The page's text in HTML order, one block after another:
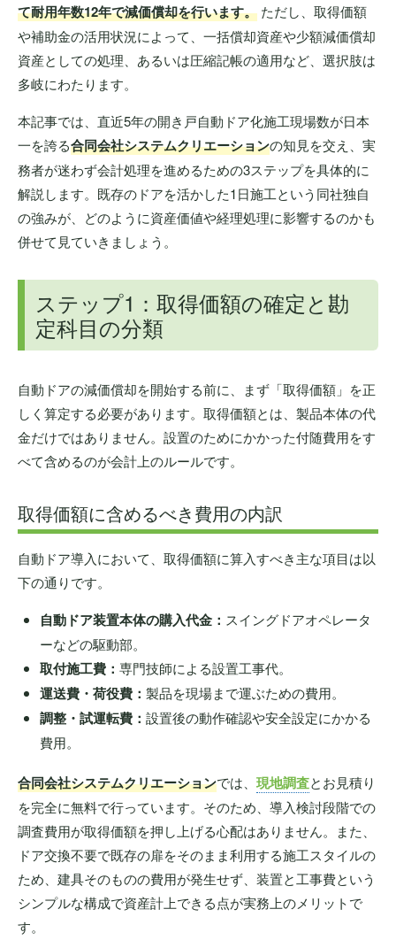
て耐用年数12年で減価償却を行います。 ただし、取得価額
や補助金の活用状況によって、一括償却資産や少額減価償却
資産としての処理、あるいは圧縮記帳の適用など、選択肢は
多岐にわたります。
本記事では、直近5年の開き戸自動ドア化施工現場数が日本
一を誇る合同会社システムクリエーションの知見を交え、実
務者が迷わず会計処理を進めるための3ステップを具体的に
解説します。既存のドアを活かした1日施工という同社独自
の強みが、どのように資産価値や経理処理に影響するのかも
併せて見ていきましょう。
ステップ1：取得価額の確定と勘
定科目の分類
自動ドアの減価償却を開始する前に、まず「取得価額」を正
しく算定する必要があります。取得価額とは、製品本体の代
金だけではありません。設置のためにかかった付随費用をす
べて含めるのが会計上のルールです。
取得価額に含めるべき費用の内訳
自動ドア導入において、取得価額に算入すべき主な項目は以
下の通りです。
自動ドア装置本体の購入代金： スイングドアオペレータ
ーなどの駆動部。
取付施工費： 専門技師による設置工事代。
運送費・荷役費： 製品を現場まで運ぶための費用。
調整・試運転費： 設置後の動作確認や安全設定にかかる
費用。
合同会社システムクリエーションでは、 現地調査とお見積り
を完全に無料で行っています。そのため、導入検討段階での
調査費用が取得価額を押し上げる心配はありません。また、
ドア交換不要で既存の扉をそのまま利用する施工スタイルの
ため、建具そのものの費用が発生せず、装置と工事費という
シンプルな構成で資産計上できる点が実務上のメリットで
す。